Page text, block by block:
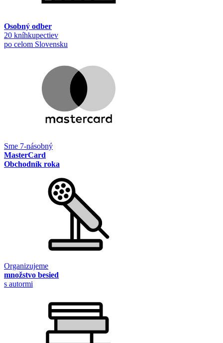
Osobný odber
20 kníhkupectiev
po celom Slovensku
Sme 7-násobný
MasterCard
Obchodník roka
Organizujeme
množstvo besied
s autormi